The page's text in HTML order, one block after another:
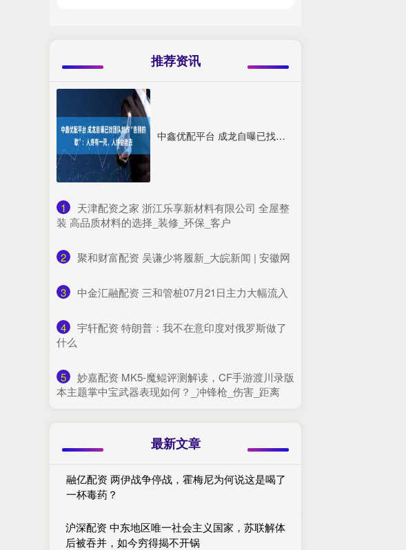
推荐资讯
中鑫优配平台 成龙自曝已找团队制作“告别的歌”：人终有一死，人终会老去
1
​天津配资之家 浙江乐享新材料有限公司 全屋整
装 高品质材料的选择_装修_环保_客户
2 ​聚和财富配资 吴谦少将履新_大皖新闻 | 安徽网
3 ​中金汇融配资 三和管桩07月21日主力大幅流入
4
​宇轩配资 特朗普：我不在意印度对俄罗斯做了
什么
5
​妙嘉配资 MK5-魔鲲评测解读，CF手游渡川录版
本主题掌中宝武器表现如何？_冲锋枪_伤害_距离
最新文章
融亿配资 两伊战争停战，霍梅尼为何说这是喝了
一杯毒药？
沪深配资 中东地区唯一社会主义国家，苏联解体
后被吞并，如今穷得揭不开锅